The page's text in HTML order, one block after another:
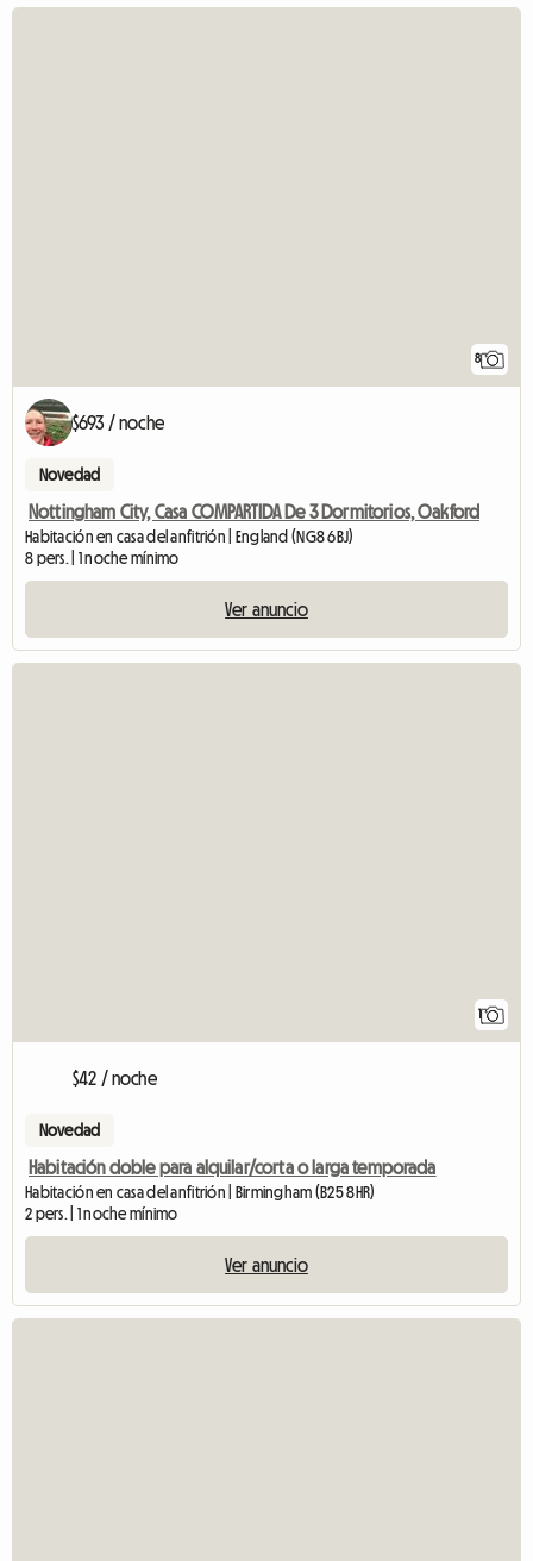
8
$693 / noche
Novedad
Nottingham City, Casa COMPARTIDA De 3 Dormitorios, Oakford
Habitación en casa del anfitrión | England (NG8 6BJ)
8 pers. | 1 noche mínimo
Ver anuncio
1
$42 / noche
Novedad
Habitación doble para alquilar/corta o larga temporada
Habitación en casa del anfitrión | Birmingham (B25 8HR)
2 pers. | 1 noche mínimo
Ver anuncio